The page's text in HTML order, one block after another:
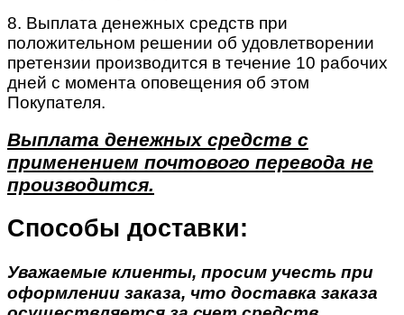
8. Выплата денежных средств при
положительном решении об удовлетворении
претензии производится в течение 10 рабочих
дней с момента оповещения об этом
Покупателя.
Выплата денежных средств с
применением почтового перевода не
производится.
Способы доставки:
Уважаемые клиенты, просим учесть при
оформлении заказа, что доставка заказа